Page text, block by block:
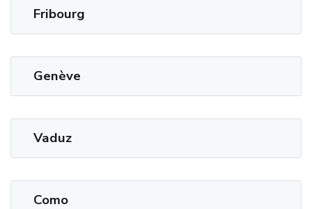
Fribourg
Genève
Vaduz
Como